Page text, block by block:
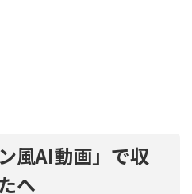
風AI動画」で収
へ